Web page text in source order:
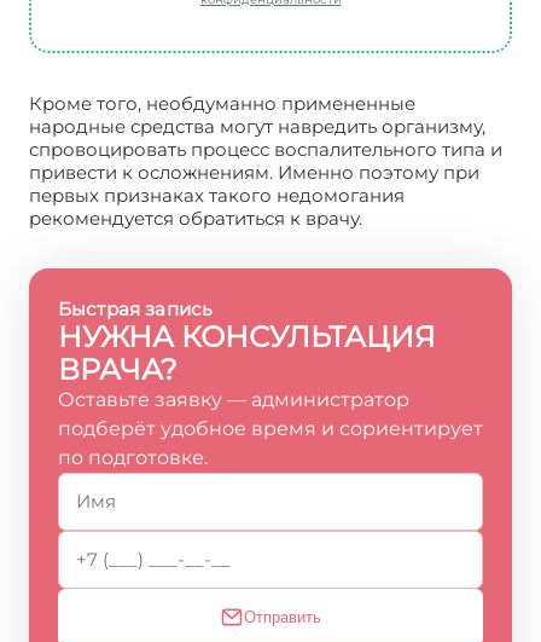
Кроме того, необдуманно примененные
народные средства могут навредить организму,
спровоцировать процесс воспалительного типа и
привести к осложнениям. Именно поэтому при
первых признаках такого недомогания
рекомендуется обратиться к врачу.
Быстрая запись
НУЖНА КОНСУЛЬТАЦИЯ
ВРАЧА?
Оставьте заявку — администратор
подберёт удобное время и сориентирует
по подготовке.
Отправить